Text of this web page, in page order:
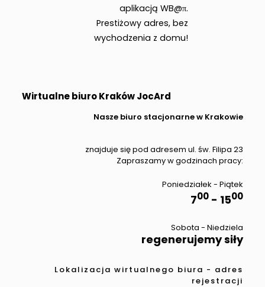
aplikacją WB@π.
Prestiżowy adres, bez
wychodzenia z domu!
Wirtualne biuro Kraków JocArd
Nasze biuro stacjonarne w Krakowie
znajduje się pod adresem ul. św. Filipa 23
Zapraszamy w godzinach pracy:
Poniedziałek - Piątek
700 - 1500
Sobota - Niedziela
regenerujemy siły
Lokalizacja wirtualnego biura - adres
rejestracji